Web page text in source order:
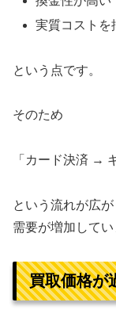
実質コストを
という点です。
そのため
「カード決済 →
という流れが広
需要が増加してい
買取価格が